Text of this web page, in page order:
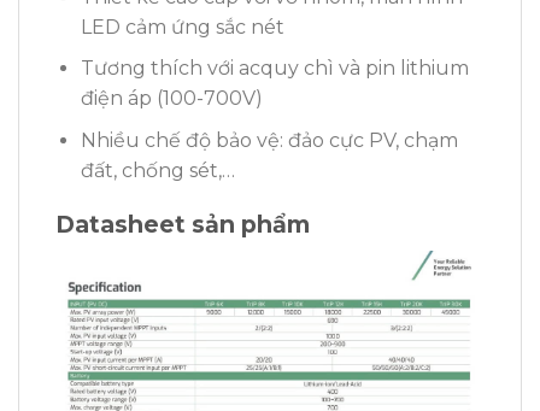
LED cảm ứng sắc nét
Tương thích với acquy chì và pin lithium
điện áp (100-700V)
Nhiều chế độ bảo vệ: đảo cực PV, chạm
đất, chống sét,…
Datasheet sản phẩm